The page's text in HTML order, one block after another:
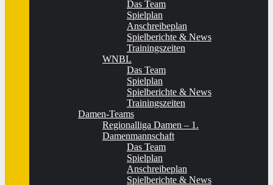
Das Team
Spielplan
Anschreibeplan
Spielberichte & News
Trainingszeiten
WNBL
Das Team
Spielplan
Spielberichte & News
Trainingszeiten
Damen-Teams
Regionalliga Damen – 1.
Damenmannschaft
Das Team
Spielplan
Anschreibeplan
Spielberichte & News